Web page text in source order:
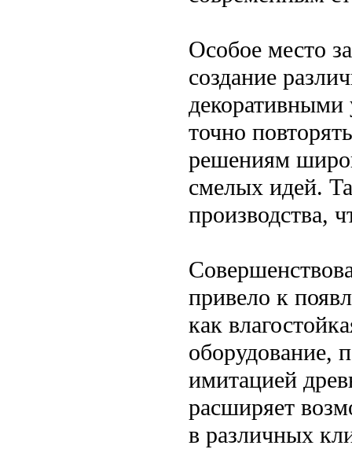
Особое место
создание
точно
решениям
смелых идей.
производства,
привело к
как
оборудование,
имитацией
расширяет
в различных